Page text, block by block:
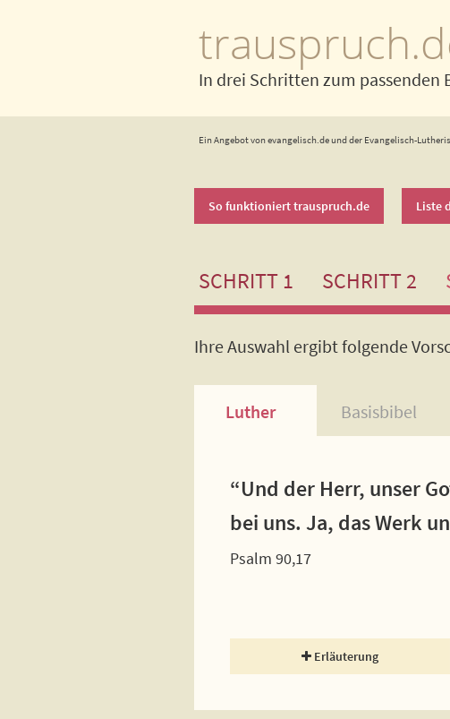
In drei Schritten zum passenden
Ein Angebot von evangelisch.de und der Evangelisch-
So funktioniert trauspruch.de Liste
SCHRITT 1 SCHRITT 2
Ihre Auswahl ergibt folgende
Luther Basisbibel
“Und der Herr, unser
bei uns. Ja, das Werk
Psalm 90,17
Erläuterung